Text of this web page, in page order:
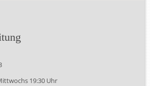
19:30 Uhr